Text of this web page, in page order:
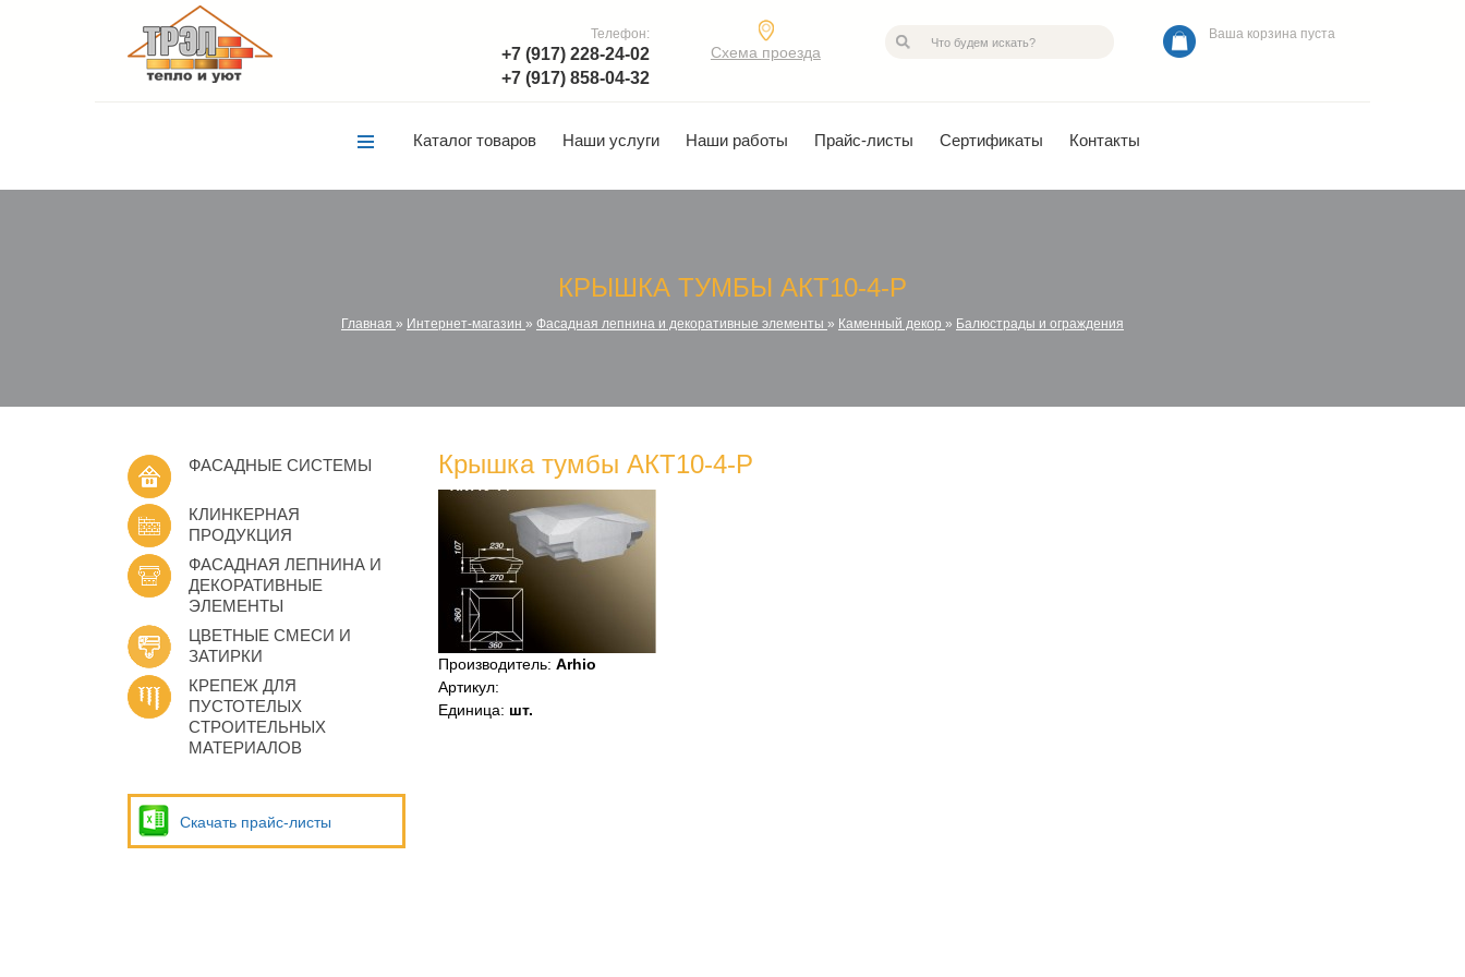
Телефон:
+7 (917) 228-24-02
+7 (917) 858-04-32
Схема проезда
Ваша корзина пуста
Каталог товаров Наши услуги Наши работы Прайс-листы Сертификаты Контакты
КРЫШКА ТУМБЫ АКТ10-4-P
Главная » Интернет-магазин » Фасадная лепнина и декоративные элементы » Каменный декор » Балюстрады и ограждения
ФАСАДНЫЕ СИСТЕМЫ
КЛИНКЕРНАЯ
ПРОДУКЦИЯ
ФАСАДНАЯ ЛЕПНИНА И
ДЕКОРАТИВНЫЕ
ЭЛЕМЕНТЫ
ЦВЕТНЫЕ СМЕСИ И
ЗАТИРКИ
КРЕПЕЖ ДЛЯ
ПУСТОТЕЛЫХ
СТРОИТЕЛЬНЫХ
МАТЕРИАЛОВ
Скачать прайс-листы
Крышка тумбы АКТ10-4-P
Производитель: Arhio
Артикул:
Единица: шт.